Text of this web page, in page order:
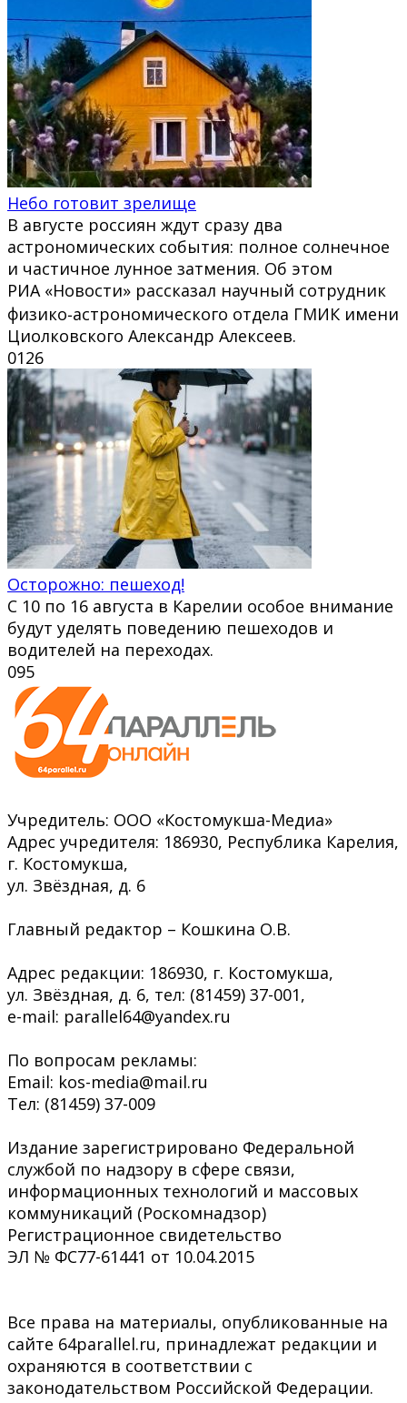
Небо готовит зрелище
В августе россиян ждут сразу два
астрономических события: полное солнечное
и частичное лунное затмения. Об этом
РИА «Новости» рассказал научный сотрудник
физико‑астрономического отдела ГМИК имени
Циолковского Александр Алексеев.
0126
Осторожно: пешеход!
С 10 по 16 августа в Карелии особое внимание
будут уделять поведению пешеходов и
водителей на переходах.
095
Учредитель: ООО «Костомукша-Медиа»
Адрес учредителя: 186930, Республика Карелия,
г. Костомукша,
ул. Звёздная, д. 6
Главный редактор – Кошкина О.В.
Адрес редакции: 186930, г. Костомукша,
ул. Звёздная, д. 6, тел: (81459) 37-001,
e-mail: parallel64@yandex.ru
По вопросам рекламы:
Email: kos-media@mail.ru
Тел: (81459) 37-009
Издание зарегистрировано Федеральной
службой по надзору в сфере связи,
информационных технологий и массовых
коммуникаций (Роскомнадзор)
Регистрационное свидетельство
ЭЛ № ФС77-61441 от 10.04.2015
Все права на материалы, опубликованные на
сайте 64parallel.ru, принадлежат редакции и
охраняются в соответствии с
законодательством Российской Федерации.